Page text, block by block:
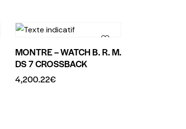
MONTRE – WATCH B. R. M.
DS 7 CROSSBACK
4,200.22€